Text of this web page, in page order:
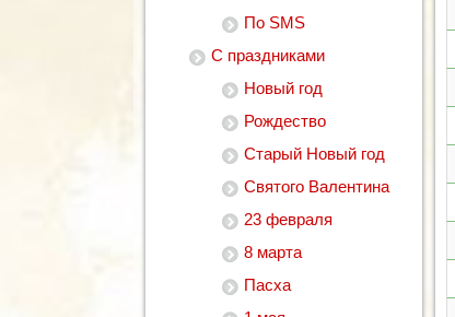
По SMS
С праздниками
Новый год
Рождество
Старый Новый год
Святого Валентина
23 февраля
8 марта
Пасха